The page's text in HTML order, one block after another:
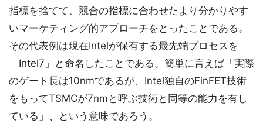
指標を捨てて、競合の指標に合わせたより分かりやす
いマーケティング的アプローチをとったことである。
その代表例は現在Intelが保有する最先端プロセスを
「Intel7」と命名したことである。簡単に言えば「実際
のゲート長は10nmであるが、Intel独自のFinFET技術
をもってTSMCが7nmと呼ぶ技術と同等の能力を有し
ている」、という意味であろう。